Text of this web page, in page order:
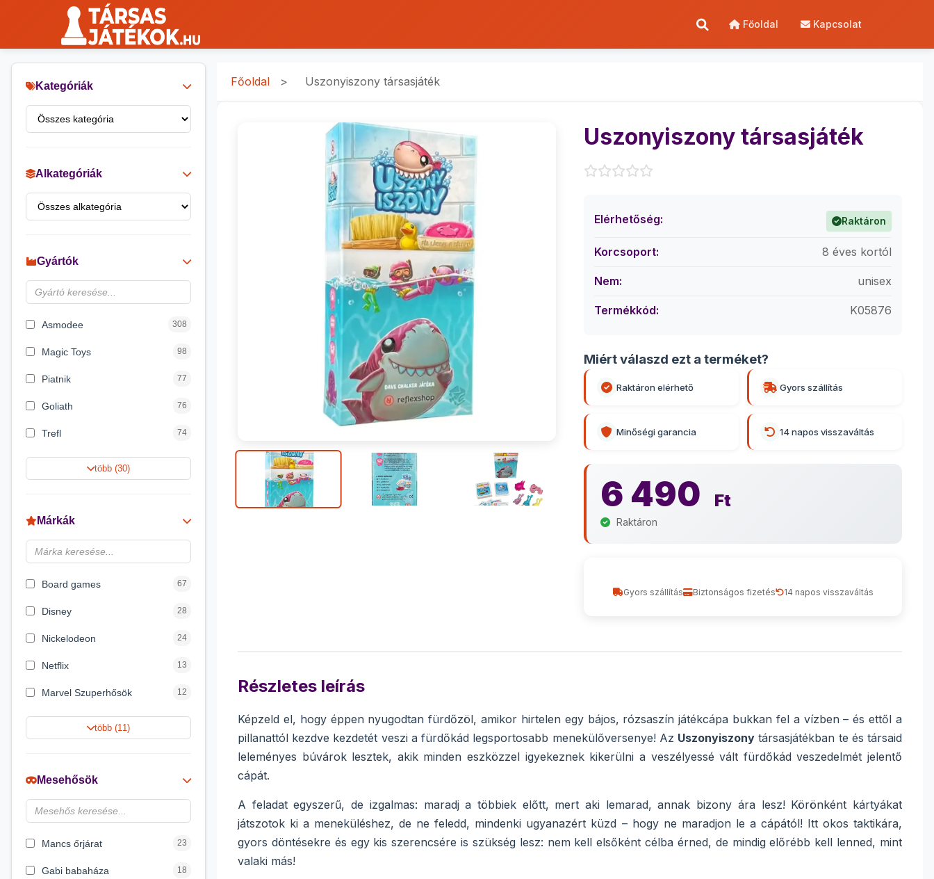
Főoldal Kapcsolat
Kategóriák
Alkategóriák
Gyártók
Asmodee 308
Magic Toys 98
Piatnik 77
Goliath 76
Trefl 74
Keller&Mayer 60
Spin Master
Delta Vision 28
több (30)
Márkák
Board games 67
Disney 28
Nickelodeon 24
Netflix 13
Marvel Szuperhősök 12
Rubik bűvös kocka 10
Noris
Disney hercegnők 6
több (11)
Mesehősök
Mancs őrjárat 23
Gabi babaháza 18
Főoldal > Uszonyiszony társasjáték
Uszonyiszony társasjáték
Elérhetőség: Raktáron
Korcsoport: 8 éves kortól
Nem: unisex
Termékkód: K05876
Miért válaszd ezt a terméket?
Raktáron elérhető Gyors szállítás
Minőségi garancia 14 napos visszaváltás
6 490 Ft
Raktáron
Gyors szállítás Biztonságos fizetés 14 napos visszaváltás
Részletes leírás
Képzeld el, hogy éppen nyugodtan fürdőzöl, amikor hirtelen egy bájos, rózsaszín játékcápa bukkan fel a vízben – és ettől a
pillanattól kezdve kezdetét veszi a fürdőkád legsportosabb menekülőversenye! Az Uszonyiszony társasjátékban te és társaid
leleményes búvárok lesztek, akik minden eszközzel igyekeznek kikerülni a veszélyessé vált fürdőkád veszedelmét jelentő
cápát.
A feladat egyszerű, de izgalmas: maradj a többiek előtt, mert aki lemarad, annak bizony ára lesz! Körönként kártyákat
játszotok ki a meneküléshez, de ne feledd, mindenki ugyanazért küzd – hogy ne maradjon le a cápától! Itt okos taktikára,
gyors döntésekre és egy kis szerencsére is szükség lesz: nem kell elsőként célba érned, de mindig előrébb kell lenned, mint
valaki más!